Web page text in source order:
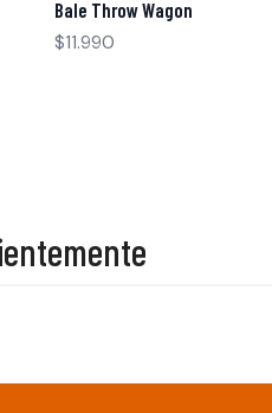
Bale Throw Wagon
$11.990